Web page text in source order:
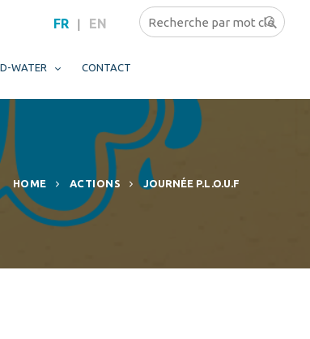
FR | EN
WATER CONTACT
HOME ACTIONS JOURNÉE P.L.O.U.F